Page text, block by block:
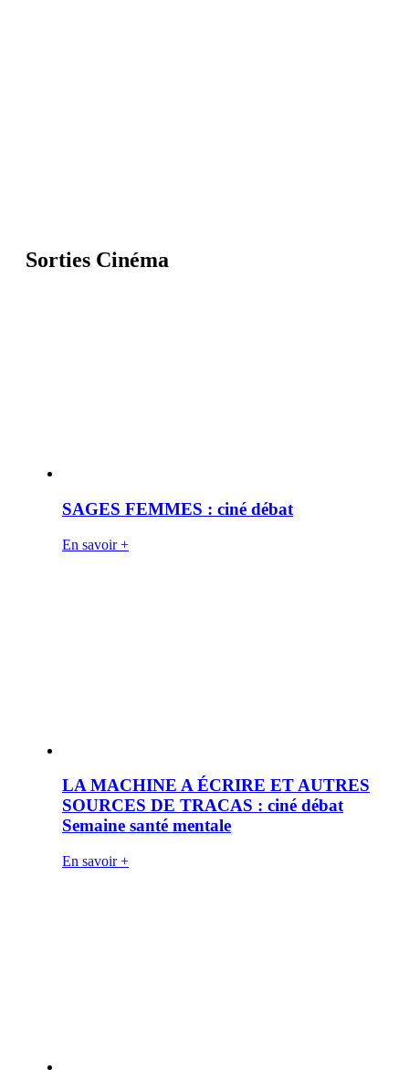
Sorties Cinéma
SAGES FEMMES : ciné débat
En savoir +
LA MACHINE A ÉCRIRE ET AUTRES
SOURCES DE TRACAS : ciné débat
Semaine santé mentale
En savoir +